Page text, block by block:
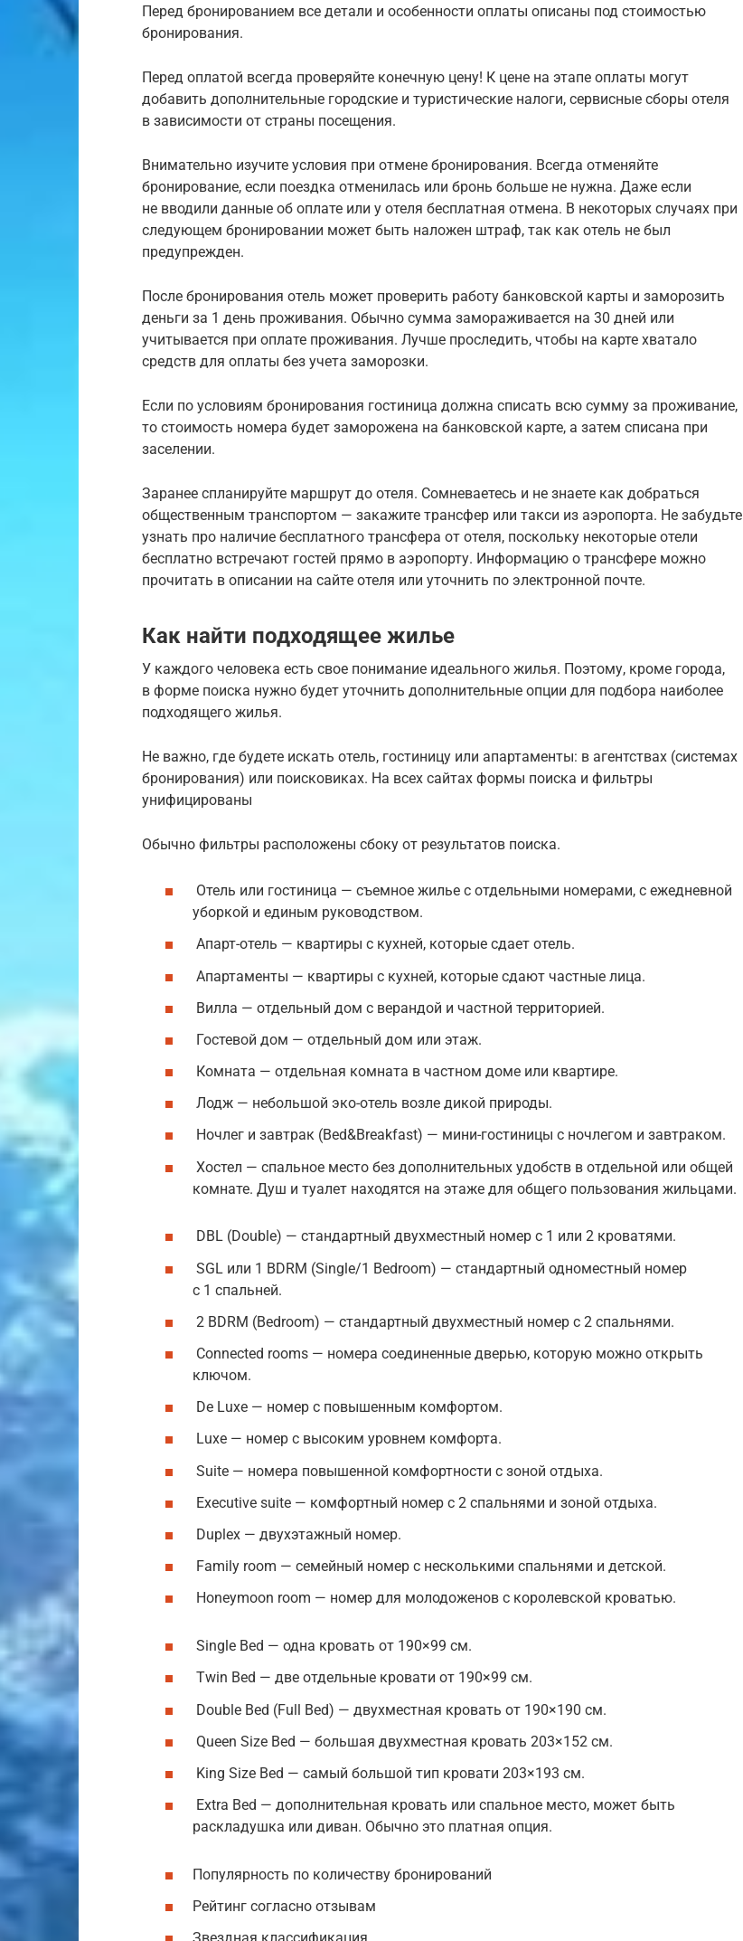
Перед бронированием все детали и особенности оплаты описаны под стоимостью
бронирования.
Перед оплатой всегда проверяйте конечную цену! К цене на этапе оплаты могут
добавить дополнительные городские и туристические налоги, сервисные сборы отеля
в зависимости от страны посещения.
Внимательно изучите условия при отмене бронирования. Всегда отменяйте
бронирование, если поездка отменилась или бронь больше не нужна. Даже если
не вводили данные об оплате или у отеля бесплатная отмена. В некоторых случаях при
следующем бронировании может быть наложен штраф, так как отель не был
предупрежден.
После бронирования отель может проверить работу банковской карты и заморозить
деньги за 1 день проживания. Обычно сумма замораживается на 30 дней или
учитывается при оплате проживания. Лучше проследить, чтобы на карте хватало
средств для оплаты без учета заморозки.
Если по условиям бронирования гостиница должна списать всю сумму за проживание,
то стоимость номера будет заморожена на банковской карте, а затем списана при
заселении.
Заранее спланируйте маршрут до отеля. Сомневаетесь и не знаете как добраться
общественным транспортом — закажите трансфер или такси из аэропорта. Не забудьте
узнать про наличие бесплатного трансфера от отеля, поскольку некоторые отели
бесплатно встречают гостей прямо в аэропорту. Информацию о трансфере можно
прочитать в описании на сайте отеля или уточнить по электронной почте.
Как найти подходящее жилье
У каждого человека есть свое понимание идеального жилья. Поэтому, кроме города,
в форме поиска нужно будет уточнить дополнительные опции для подбора наиболее
подходящего жилья.
Не важно, где будете искать отель, гостиницу или апартаменты: в агентствах (системах
бронирования) или поисковиках. На всех сайтах формы поиска и фильтры
унифицированы
Обычно фильтры расположены сбоку от результатов поиска.
Отель или гостиница — съемное жилье с отдельными номерами, с ежедневной
уборкой и единым руководством.
Апарт-отель — квартиры с кухней, которые сдает отель.
Апартаменты — квартиры с кухней, которые сдают частные лица.
Вилла — отдельный дом с верандой и частной территорией.
Гостевой дом — отдельный дом или этаж.
Комната — отдельная комната в частном доме или квартире.
Лодж — небольшой эко-отель возле дикой природы.
Ночлег и завтрак (Bed&Breakfast) — мини-гостиницы с ночлегом и завтраком.
Хостел — спальное место без дополнительных удобств в отдельной или общей
комнате. Душ и туалет находятся на этаже для общего пользования жильцами.
DBL (Double) — стандартный двухместный номер с 1 или 2 кроватями.
SGL или 1 BDRM (Single/1 Bedroom) — стандартный одноместный номер
с 1 спальней.
2 BDRM (Bedroom) — стандартный двухместный номер с 2 спальнями.
Connected rooms — номера соединенные дверью, которую можно открыть
ключом.
De Luxe — номер с повышенным комфортом.
Luxe — номер с высоким уровнем комфорта.
Suite — номера повышенной комфортности с зоной отдыха.
Executive suite — комфортный номер с 2 спальнями и зоной отдыха.
Duplex — двухэтажный номер.
Family room — семейный номер с несколькими спальнями и детской.
Honeymoon room — номер для молодоженов с королевской кроватью.
Single Bed — одна кровать от 190×99 см.
Twin Bed — две отдельные кровати от 190×99 см.
Double Bed (Full Bed) — двухместная кровать от 190×190 см.
Queen Size Bed — большая двухместная кровать 203×152 см.
King Size Bed — самый большой тип кровати 203×193 см.
Extra Bed — дополнительная кровать или спальное место, может быть
раскладушка или диван. Обычно это платная опция.
Популярность по количеству бронирований
Рейтинг согласно отзывам